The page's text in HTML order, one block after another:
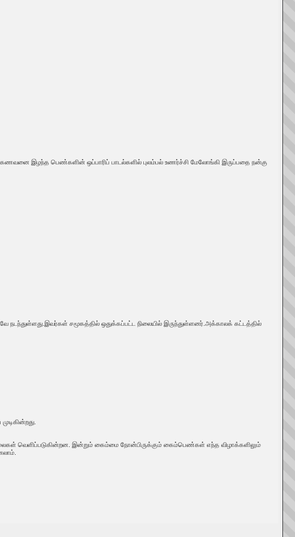
கணவனை இழந்த பெண்களின் ஒப்பாரிப் பாடல்களில் புலம்பல் உணர்ச்சி மேலோங்கி இருப்பதை நன்கு
சமூகத்தில் ஒதுக்கப்பட்ட நிலையில் இருந்துள்ளனர்.அக்காலக் கட்டத்தில்
வெளிப்படுகின்றன. இன்றும் கைம்மை நோன்பிருக்கும் கைம்பெண்கள் எந்த விழாக்களிலும்